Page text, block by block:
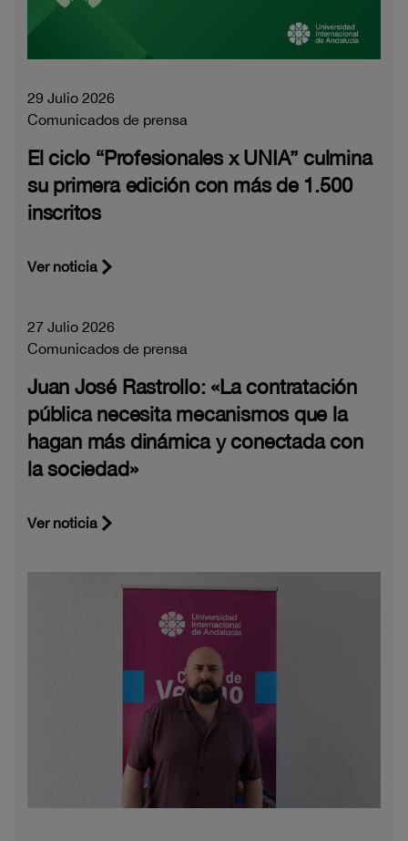
29 Julio 2026
Comunicados de prensa
El ciclo “Profesionales x UNIA” culmina
su primera edición con más de 1.500
inscritos
Ver noticia
27 Julio 2026
Comunicados de prensa
Juan José Rastrollo: «La contratación
pública necesita mecanismos que la
hagan más dinámica y conectada con
la sociedad»
Ver noticia